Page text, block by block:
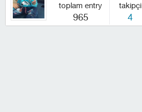
toplam entry
965
takipçi
4